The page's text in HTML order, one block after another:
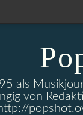
als
von